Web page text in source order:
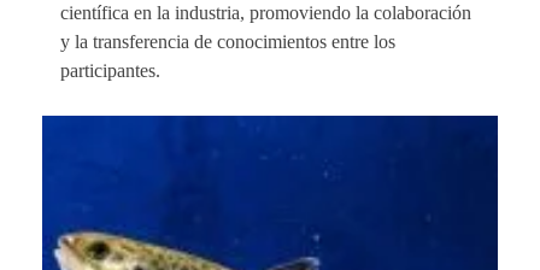
científica en la industria, promoviendo la colaboración
y la transferencia de conocimientos entre los
participantes.